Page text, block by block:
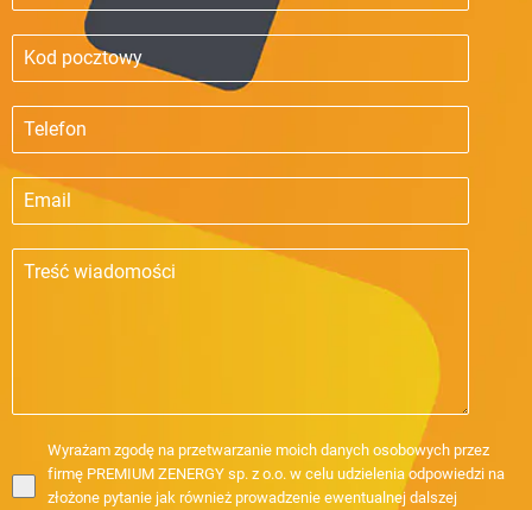
Wyrażam zgodę na przetwarzanie moich danych osobowych przez
firmę PREMIUM ZENERGY sp. z o.o. w celu udzielenia odpowiedzi na
złożone pytanie jak również prowadzenie ewentualnej dalszej